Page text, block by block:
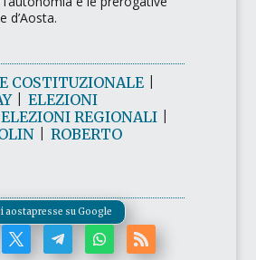
d’Aosta.
COSTITUZIONALE|
| ELEZIONI
ELEZIONI REGIONALI|
| ROBERTO
aostapresse su Google